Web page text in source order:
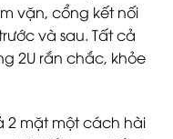
vặn, cổng kết nối
và sau. Tất cả
2U rắn chắc, khỏe
2 mặt một cách hài